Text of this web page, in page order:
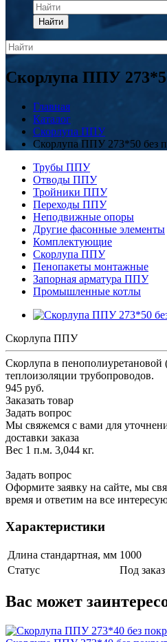
Найти
Скорлупа ППУ
Главная
Каталог
Скорлупа ППУ
Скорлупа ППУ 273*50 без
Трубы ППУ
Отводы ППУ
Тройники ППУ
Переходы ППУ
Неподвижные опоры
Другие фасонные элементы
Комплектующие
Скорлупа ППУ
Пенопакеты монтажные
Запорная арматура ППУ
Промышленные котлы
Скорлупа ППУ
Скорлупа в
теплоизоляции трубопроводов.
945 руб.
Заказать товар
Задать вопрос
Мы свяжемся с вами для
доставки заказа
Вес 1 п.м. 3,044 кг.
Задать вопрос
Оформите заявку на сайте, мы
время и ответим на все
Характеристики
Длина стандартная, мм 1000
Статус
Под заказ
Вас может